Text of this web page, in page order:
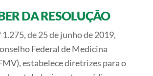
DA RESOLUÇÃO
1.275, de 25 de junho de 2019,
Federal de Medicina
estabelece diretrizes para o